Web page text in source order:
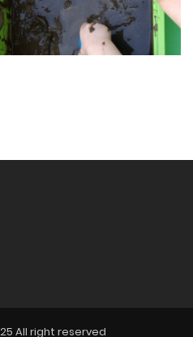
All right reserved